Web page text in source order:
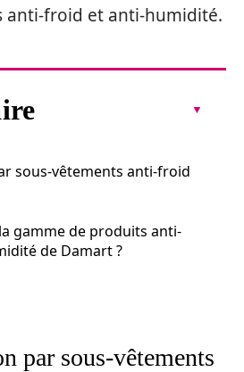
anti-froid et anti-humidité.
sous-vêtements anti-froid
gamme de produits anti-
de Damart ?
par sous-vêtements